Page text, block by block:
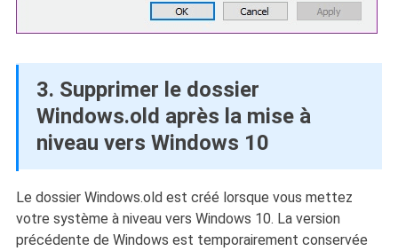
3. Supprimer le dossier
Windows.old après la mise à
niveau vers Windows 10
Le dossier Windows.old est créé lorsque vous mettez
votre système à niveau vers Windows 10. La version
précédente de Windows est temporairement conservée